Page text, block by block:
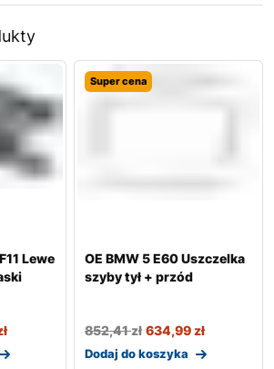
Lewe
Super cena
OE BMW 5 E60 Uszczelka
szyby tył + przód
852,41zł 634,99zł
Dodaj do koszyka